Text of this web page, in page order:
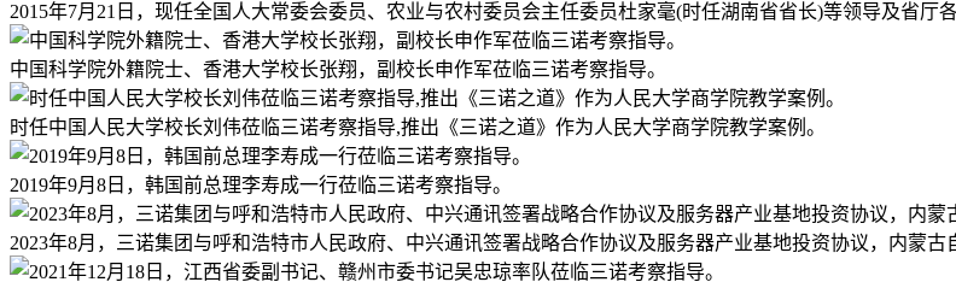
2015年7月21日，现任全国人大常委会委员、农业与农村委员会主任委员杜家毫(时任湖南省省长)等领导及省厅
中国科学院外籍院士、香港大学校长张翔，副校长申作军莅临三诺考察指导。
时任中国人民大学校长刘伟莅临三诺考察指导,推出《三诺之道》作为人民大学商学院教学案例。
2019年9月8日，韩国前总理李寿成一行莅临三诺考察指导。
2023年8月，三诺集团与呼和浩特市人民政府、中兴通讯签署战略合作协议及服务器产业基地投资协议，内蒙古